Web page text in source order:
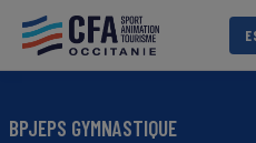
contenu
principal
BPJEPS GYMNASTIQUE